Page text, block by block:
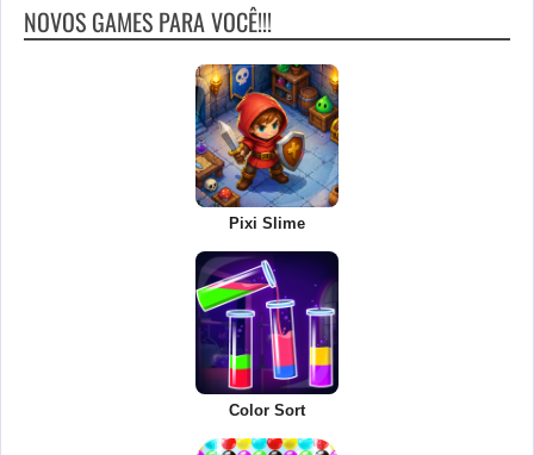
NOVOS GAMES PARA VOCÊ!!!
Pixi Slime
Color Sort